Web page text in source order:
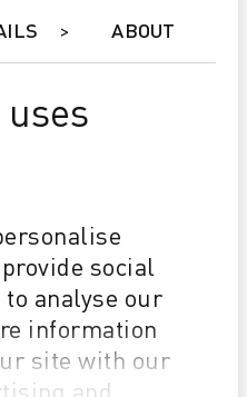
ABOUT
social
analyse our
information
site with our
and
Lift ERP se ha
negocio específico de